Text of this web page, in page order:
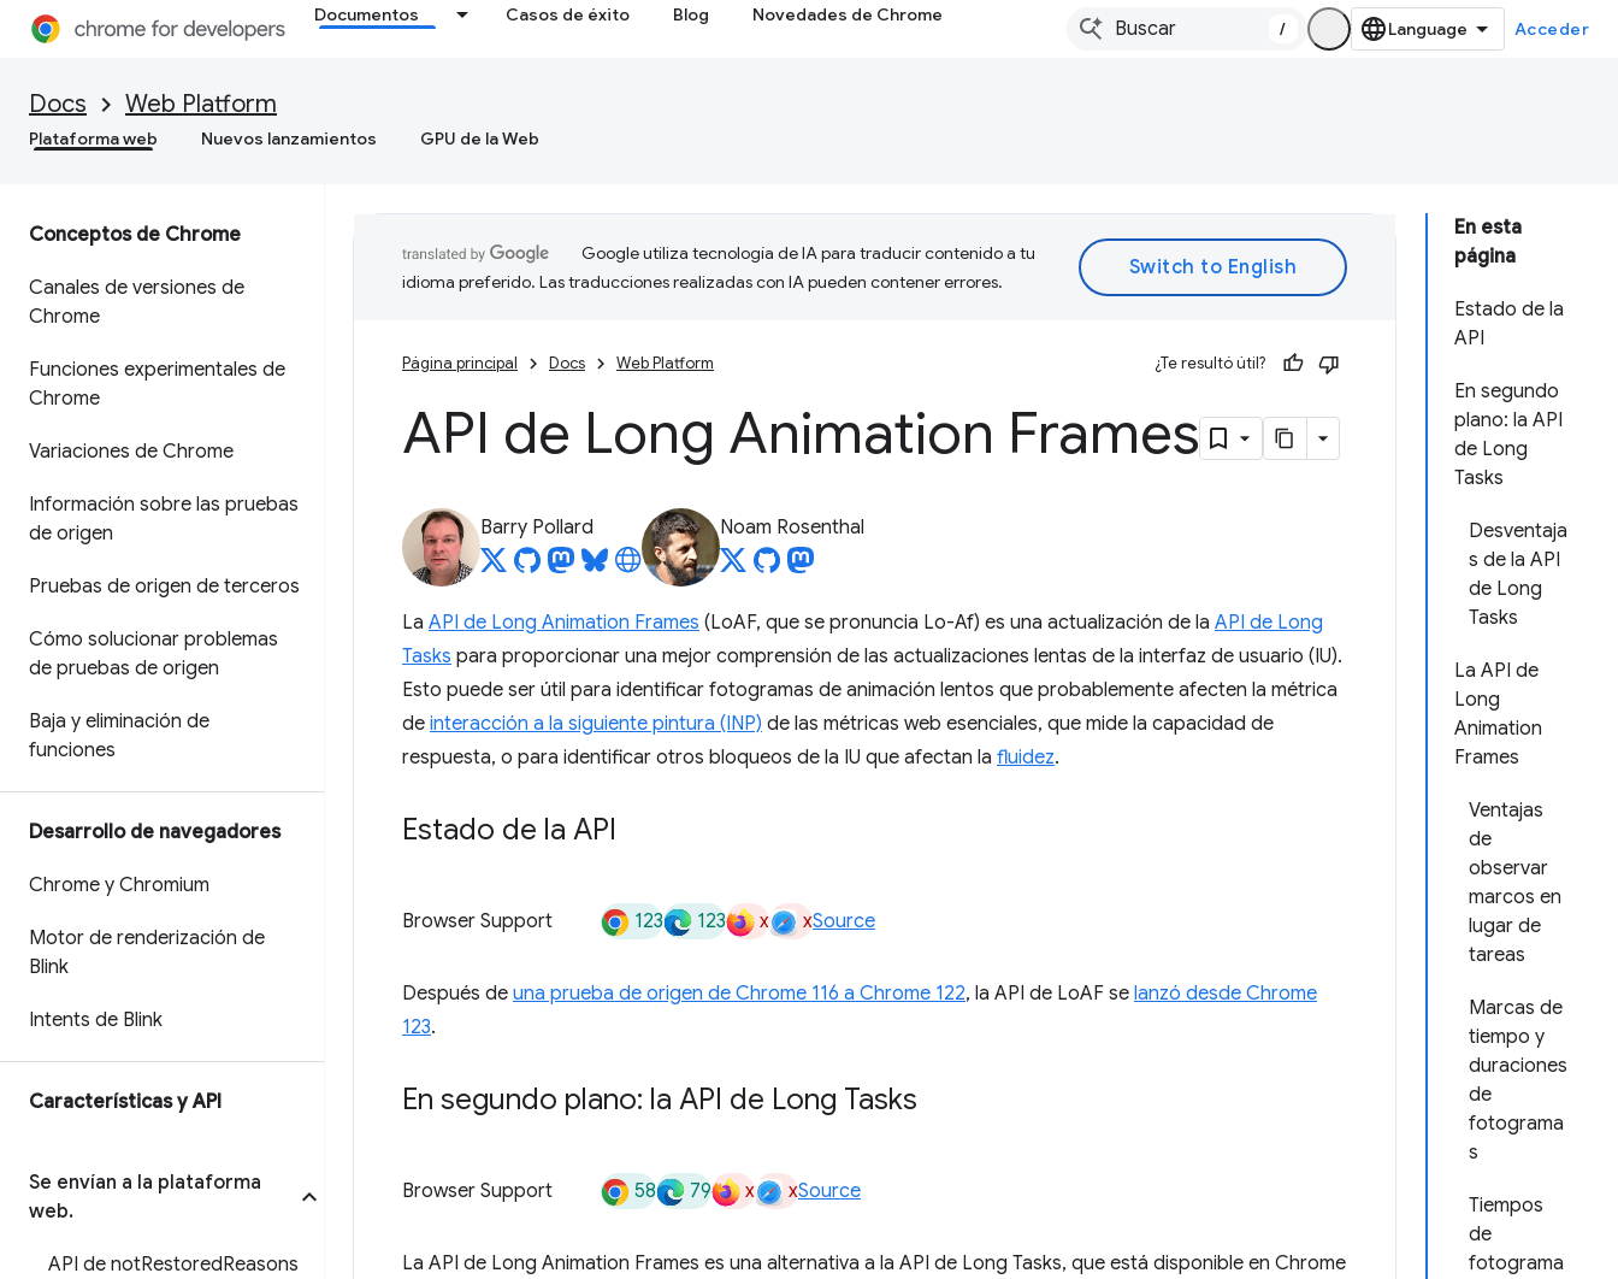
Documentos Casos de éxito Blog Novedades de Chrome
/ Acceder
Docs Web Platform
Plataforma web Nuevos lanzamientos GPU de la Web
Conceptos de Chrome
Canales de versiones de
Chrome
Funciones experimentales de
Chrome
Variaciones de Chrome
Información sobre las pruebas
de origen
Pruebas de origen de terceros
Cómo solucionar problemas
de pruebas de origen
Baja y eliminación de
funciones
Desarrollo de navegadores
Chrome y Chromium
Motor de renderización de
Blink
Intents de Blink
Características y API
Se envían a la plataforma
web.
API de notRestoredReasons
En esta
página
Estado de la
API
En segundo
plano: la API
de Long
Tasks
Desventaja
s de la API
de Long
Tasks
La API de
Long
Animation
Frames
Ventajas
de
observar
marcos en
lugar de
tareas
Marcas de
tiempo y
duraciones
de
fotograma
s
Tiempos
de
fotograma
Google utiliza tecnología de IA para traducir contenido a tu
idioma preferido. Las traducciones realizadas con IA pueden contener errores.
Página principal Docs Web Platform ¿Te resultó útil?
API de Long Animation Frames
Barry Pollard Noam Rosenthal
La API de Long Animation Frames (LoAF, que se pronuncia Lo-Af) es una actualización de la API de Long
Tasks para proporcionar una mejor comprensión de las actualizaciones lentas de la interfaz de usuario (IU).
Esto puede ser útil para identificar fotogramas de animación lentos que probablemente afecten la métrica
de interacción a la siguiente pintura (INP) de las métricas web esenciales, que mide la capacidad de
respuesta, o para identificar otros bloqueos de la IU que afectan la fluidez.
Estado de la API
Browser Support 123 123 x xSource
Después de una prueba de origen de Chrome 116 a Chrome 122, la API de LoAF se lanzó desde Chrome
123.
En segundo plano: la API de Long Tasks
Browser Support 58 79 x xSource
La API de Long Animation Frames es una alternativa a la API de Long Tasks, que está disponible en Chrome